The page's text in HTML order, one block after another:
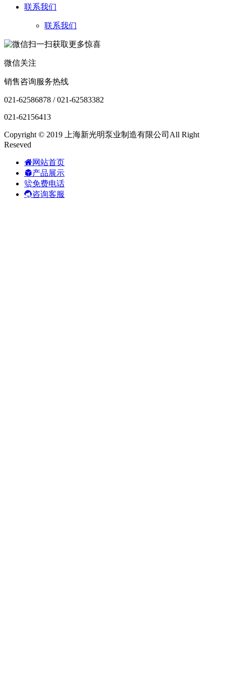
联系我们
联系我们
微信关注
销售咨询服务热线
021-62586878 / 021-62583382
021-62156413
Copyright © 2019 上海新光明泵业制造有限公司All Right
Reseved
网站首页
产品展示
免费电话
咨询客服